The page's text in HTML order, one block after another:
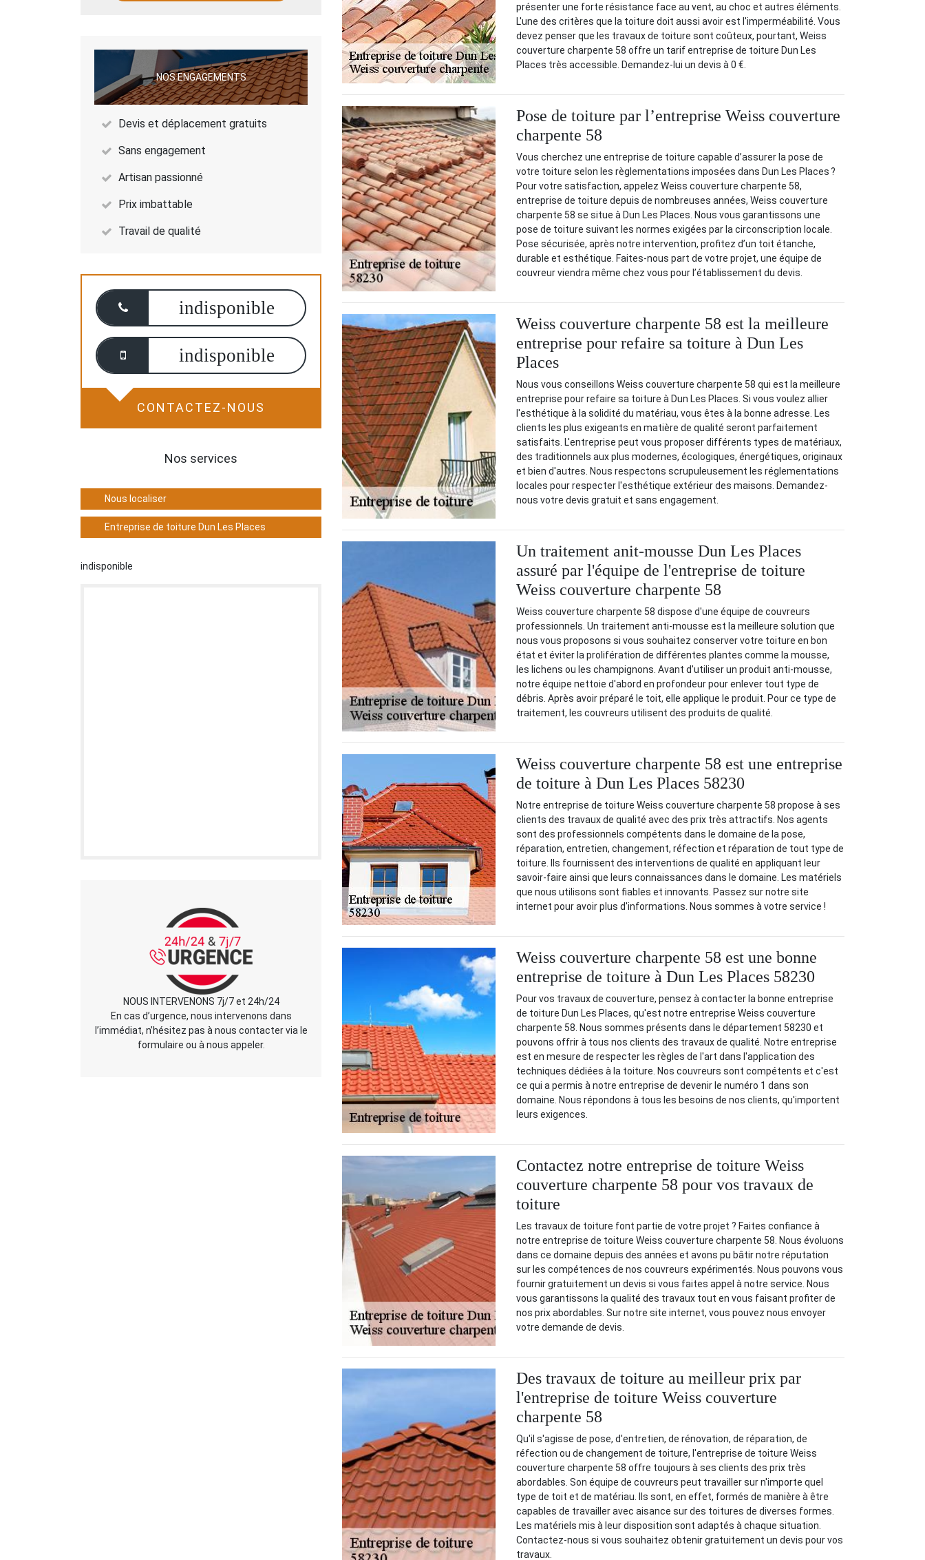
NOS ENGAGEMENTS
Devis et déplacement gratuits
Sans engagement
Artisan passionné
Prix imbattable
Travail de qualité
indisponible
indisponible
CONTACTEZ-NOUS
Nos services
Nous localiser
Entreprise de toiture Dun Les Places
indisponible
NOUS INTERVENONS 7j/7 et 24h/24
En cas d’urgence, nous intervenons dans
l’immédiat, n’hésitez pas à nous contacter via le
formulaire ou à nous appeler.
présenter une forte résistance face au vent, au choc et autres éléments.
L'une des critères que la toiture doit aussi avoir est l'imperméabilité. Vous
devez penser que les travaux de toiture sont coûteux, pourtant, Weiss
couverture charpente 58 offre un tarif entreprise de toiture Dun Les
Places très accessible. Demandez-lui un devis à 0 €.
Pose de toiture par l’entreprise Weiss couverture
charpente 58
Vous cherchez une entreprise de toiture capable d’assurer la pose de
votre toiture selon les règlementations imposées dans Dun Les Places ?
Pour votre satisfaction, appelez Weiss couverture charpente 58,
entreprise de toiture depuis de nombreuses années, Weiss couverture
charpente 58 se situe à Dun Les Places. Nous vous garantissons une
pose de toiture suivant les normes exigées par la circonscription locale.
Pose sécurisée, après notre intervention, profitez d’un toit étanche,
durable et esthétique. Faites-nous part de votre projet, une équipe de
couvreur viendra même chez vous pour l’établissement du devis.
Weiss couverture charpente 58 est la meilleure
entreprise pour refaire sa toiture à Dun Les
Places
Nous vous conseillons Weiss couverture charpente 58 qui est la meilleure
entreprise pour refaire sa toiture à Dun Les Places. Si vous voulez allier
l'esthétique à la solidité du matériau, vous êtes à la bonne adresse. Les
clients les plus exigeants en matière de qualité seront parfaitement
satisfaits. L'entreprise peut vous proposer différents types de matériaux,
des traditionnels aux plus modernes, écologiques, énergétiques, originaux
et bien d'autres. Nous respectons scrupuleusement les réglementations
locales pour respecter l'esthétique extérieur des maisons. Demandez-
nous votre devis gratuit et sans engagement.
Un traitement anit-mousse Dun Les Places
assuré par l'équipe de l'entreprise de toiture
Weiss couverture charpente 58
Weiss couverture charpente 58 dispose d'une équipe de couvreurs
professionnels. Un traitement anti-mousse est la meilleure solution que
nous vous proposons si vous souhaitez conserver votre toiture en bon
état et éviter la prolifération de différentes plantes comme la mousse,
les lichens ou les champignons. Avant d'utiliser un produit anti-mousse,
notre équipe nettoie d'abord en profondeur pour enlever tout type de
débris. Après avoir préparé le toit, elle applique le produit. Pour ce type de
traitement, les couvreurs utilisent des produits de qualité.
Weiss couverture charpente 58 est une entreprise
de toiture à Dun Les Places 58230
Notre entreprise de toiture Weiss couverture charpente 58 propose à ses
clients des travaux de qualité avec des prix très attractifs. Nos agents
sont des professionnels compétents dans le domaine de la pose,
réparation, entretien, changement, réfection et réparation de tout type de
toiture. Ils fournissent des interventions de qualité en appliquant leur
savoir-faire ainsi que leurs connaissances dans le domaine. Les matériels
que nous utilisons sont fiables et innovants. Passez sur notre site
internet pour avoir plus d'informations. Nous sommes à votre service !
Weiss couverture charpente 58 est une bonne
entreprise de toiture à Dun Les Places 58230
Pour vos travaux de couverture, pensez à contacter la bonne entreprise
de toiture Dun Les Places, qu'est notre entreprise Weiss couverture
charpente 58. Nous sommes présents dans le département 58230 et
pouvons offrir à tous nos clients des travaux de qualité. Notre entreprise
est en mesure de respecter les règles de l'art dans l'application des
techniques dédiées à la toiture. Nos couvreurs sont compétents et c'est
ce qui a permis à notre entreprise de devenir le numéro 1 dans son
domaine. Nous répondons à tous les besoins de nos clients, qu'importent
leurs exigences.
Contactez notre entreprise de toiture Weiss
couverture charpente 58 pour vos travaux de
toiture
Les travaux de toiture font partie de votre projet ? Faites confiance à
notre entreprise de toiture Weiss couverture charpente 58. Nous évoluons
dans ce domaine depuis des années et avons pu bâtir notre réputation
sur les compétences de nos couvreurs expérimentés. Nous pouvons vous
fournir gratuitement un devis si vous faites appel à notre service. Nous
vous garantissons la qualité des travaux tout en vous faisant profiter de
nos prix abordables. Sur notre site internet, vous pouvez nous envoyer
votre demande de devis.
Des travaux de toiture au meilleur prix par
l'entreprise de toiture Weiss couverture
charpente 58
Qu'il s'agisse de pose, d'entretien, de rénovation, de réparation, de
réfection ou de changement de toiture, l'entreprise de toiture Weiss
couverture charpente 58 offre toujours à ses clients des prix très
abordables. Son équipe de couvreurs peut travailler sur n'importe quel
type de toit et de matériau. Ils sont, en effet, formés de manière à être
capables de travailler avec aisance sur des toitures de diverses formes.
Les matériels mis à leur disposition sont adaptés à chaque situation.
Contactez-nous si vous souhaitez obtenir gratuitement un devis pour vos
travaux.